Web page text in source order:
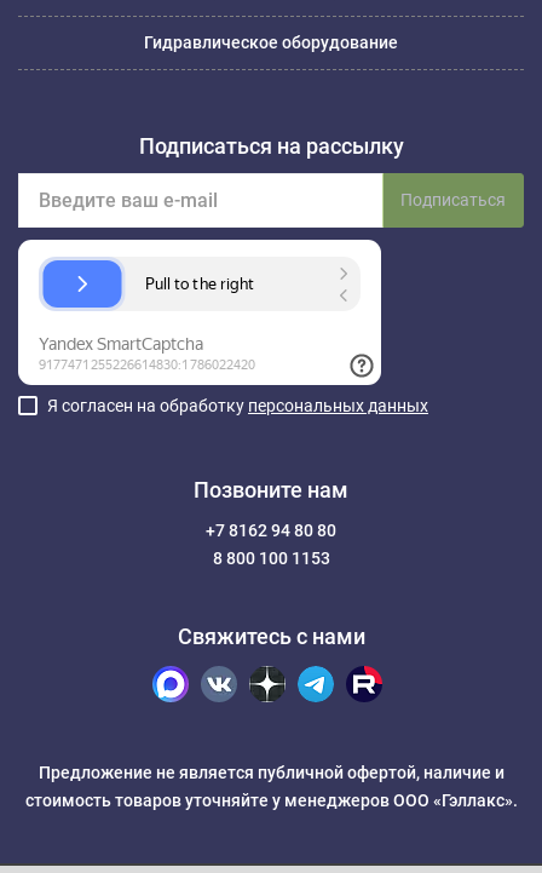
Гидравлическое оборудование
Подписаться на рассылку
Подписаться
Я согласен на обработку персональных данных
Позвоните нам
+7 8162 94 80 80
8 800 100 1153
Свяжитесь с нами
Предложение не является публичной офертой, наличие и
стоимость товаров уточняйте у менеджеров ООО «Гэллакс».